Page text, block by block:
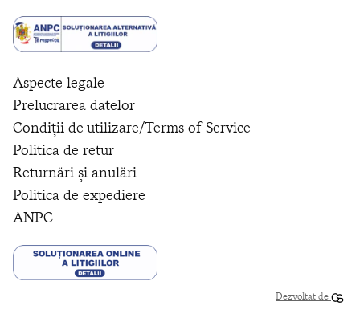
Aspecte legale
Prelucrarea datelor
Condiții de utilizare/Terms of Service
Politica de retur
Returnări și anulări
Politica de expediere
ANPC
Dezvoltat de